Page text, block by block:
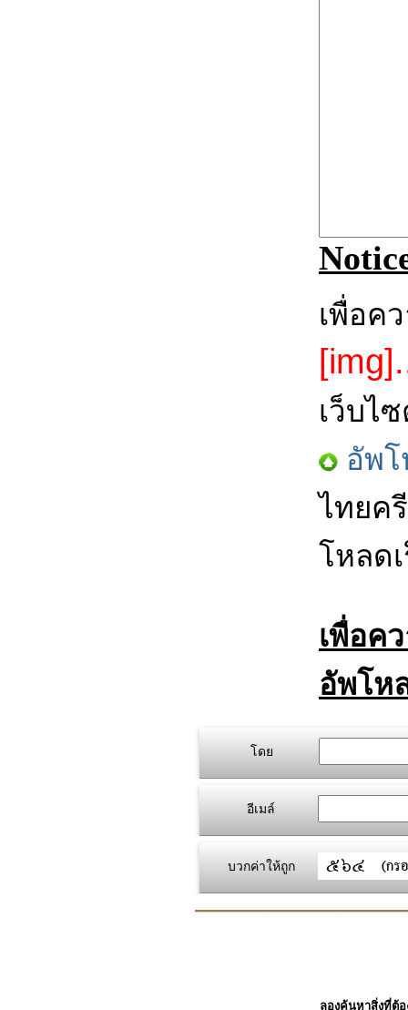
เพื่อค
เว็บไ
อัพ
ไทยค
โหลด
เพื่อค
อัพโห
โดย
อีเมล์
บวกค่าให้ถูก
ลองค้นหาสิ่งที่ต้อ